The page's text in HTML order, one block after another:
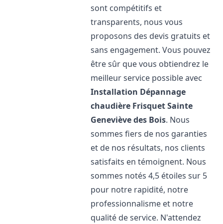
sont compétitifs et
transparents, nous vous
proposons des devis gratuits et
sans engagement. Vous pouvez
être sûr que vous obtiendrez le
meilleur service possible avec
Installation Dépannage
chaudière FrisquetSainte
Geneviève des Bois. Nous
sommes fiers de nos garanties
et de nos résultats, nos clients
satisfaits en témoignent. Nous
sommes notés 4,5 étoiles sur 5
pour notre rapidité, notre
professionnalisme et notre
qualité de service. N'attendez